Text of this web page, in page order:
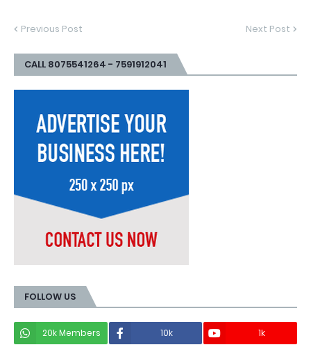
Previous Post Next Post
CALL 8075541264 - 7591912041
FOLLOW US
20k Members 10k 1k